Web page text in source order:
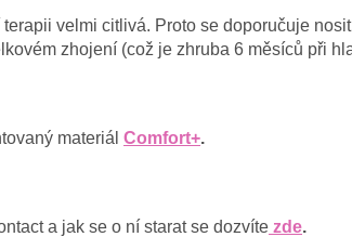
velmi citlivá. Proto se doporučuje
zhojení (což je zhruba 6 měsíců při
materiál Comfort+.
a jak se o ní starat se dozvíte zde.